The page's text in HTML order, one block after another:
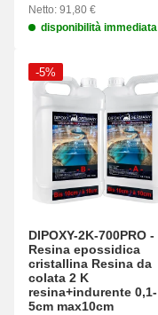
Netto: 91,80 €
disponibilità immediata
-5%
DIPOXY-2K-700PRO -
Resina epossidica
cristallina Resina da
colata 2 K
resina+indurente 0,1-
5cm max10cm